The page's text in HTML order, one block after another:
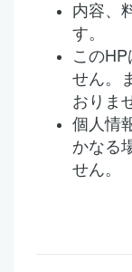
内容、
す。
この
せん。
おりま
個人情
かなる
せん。